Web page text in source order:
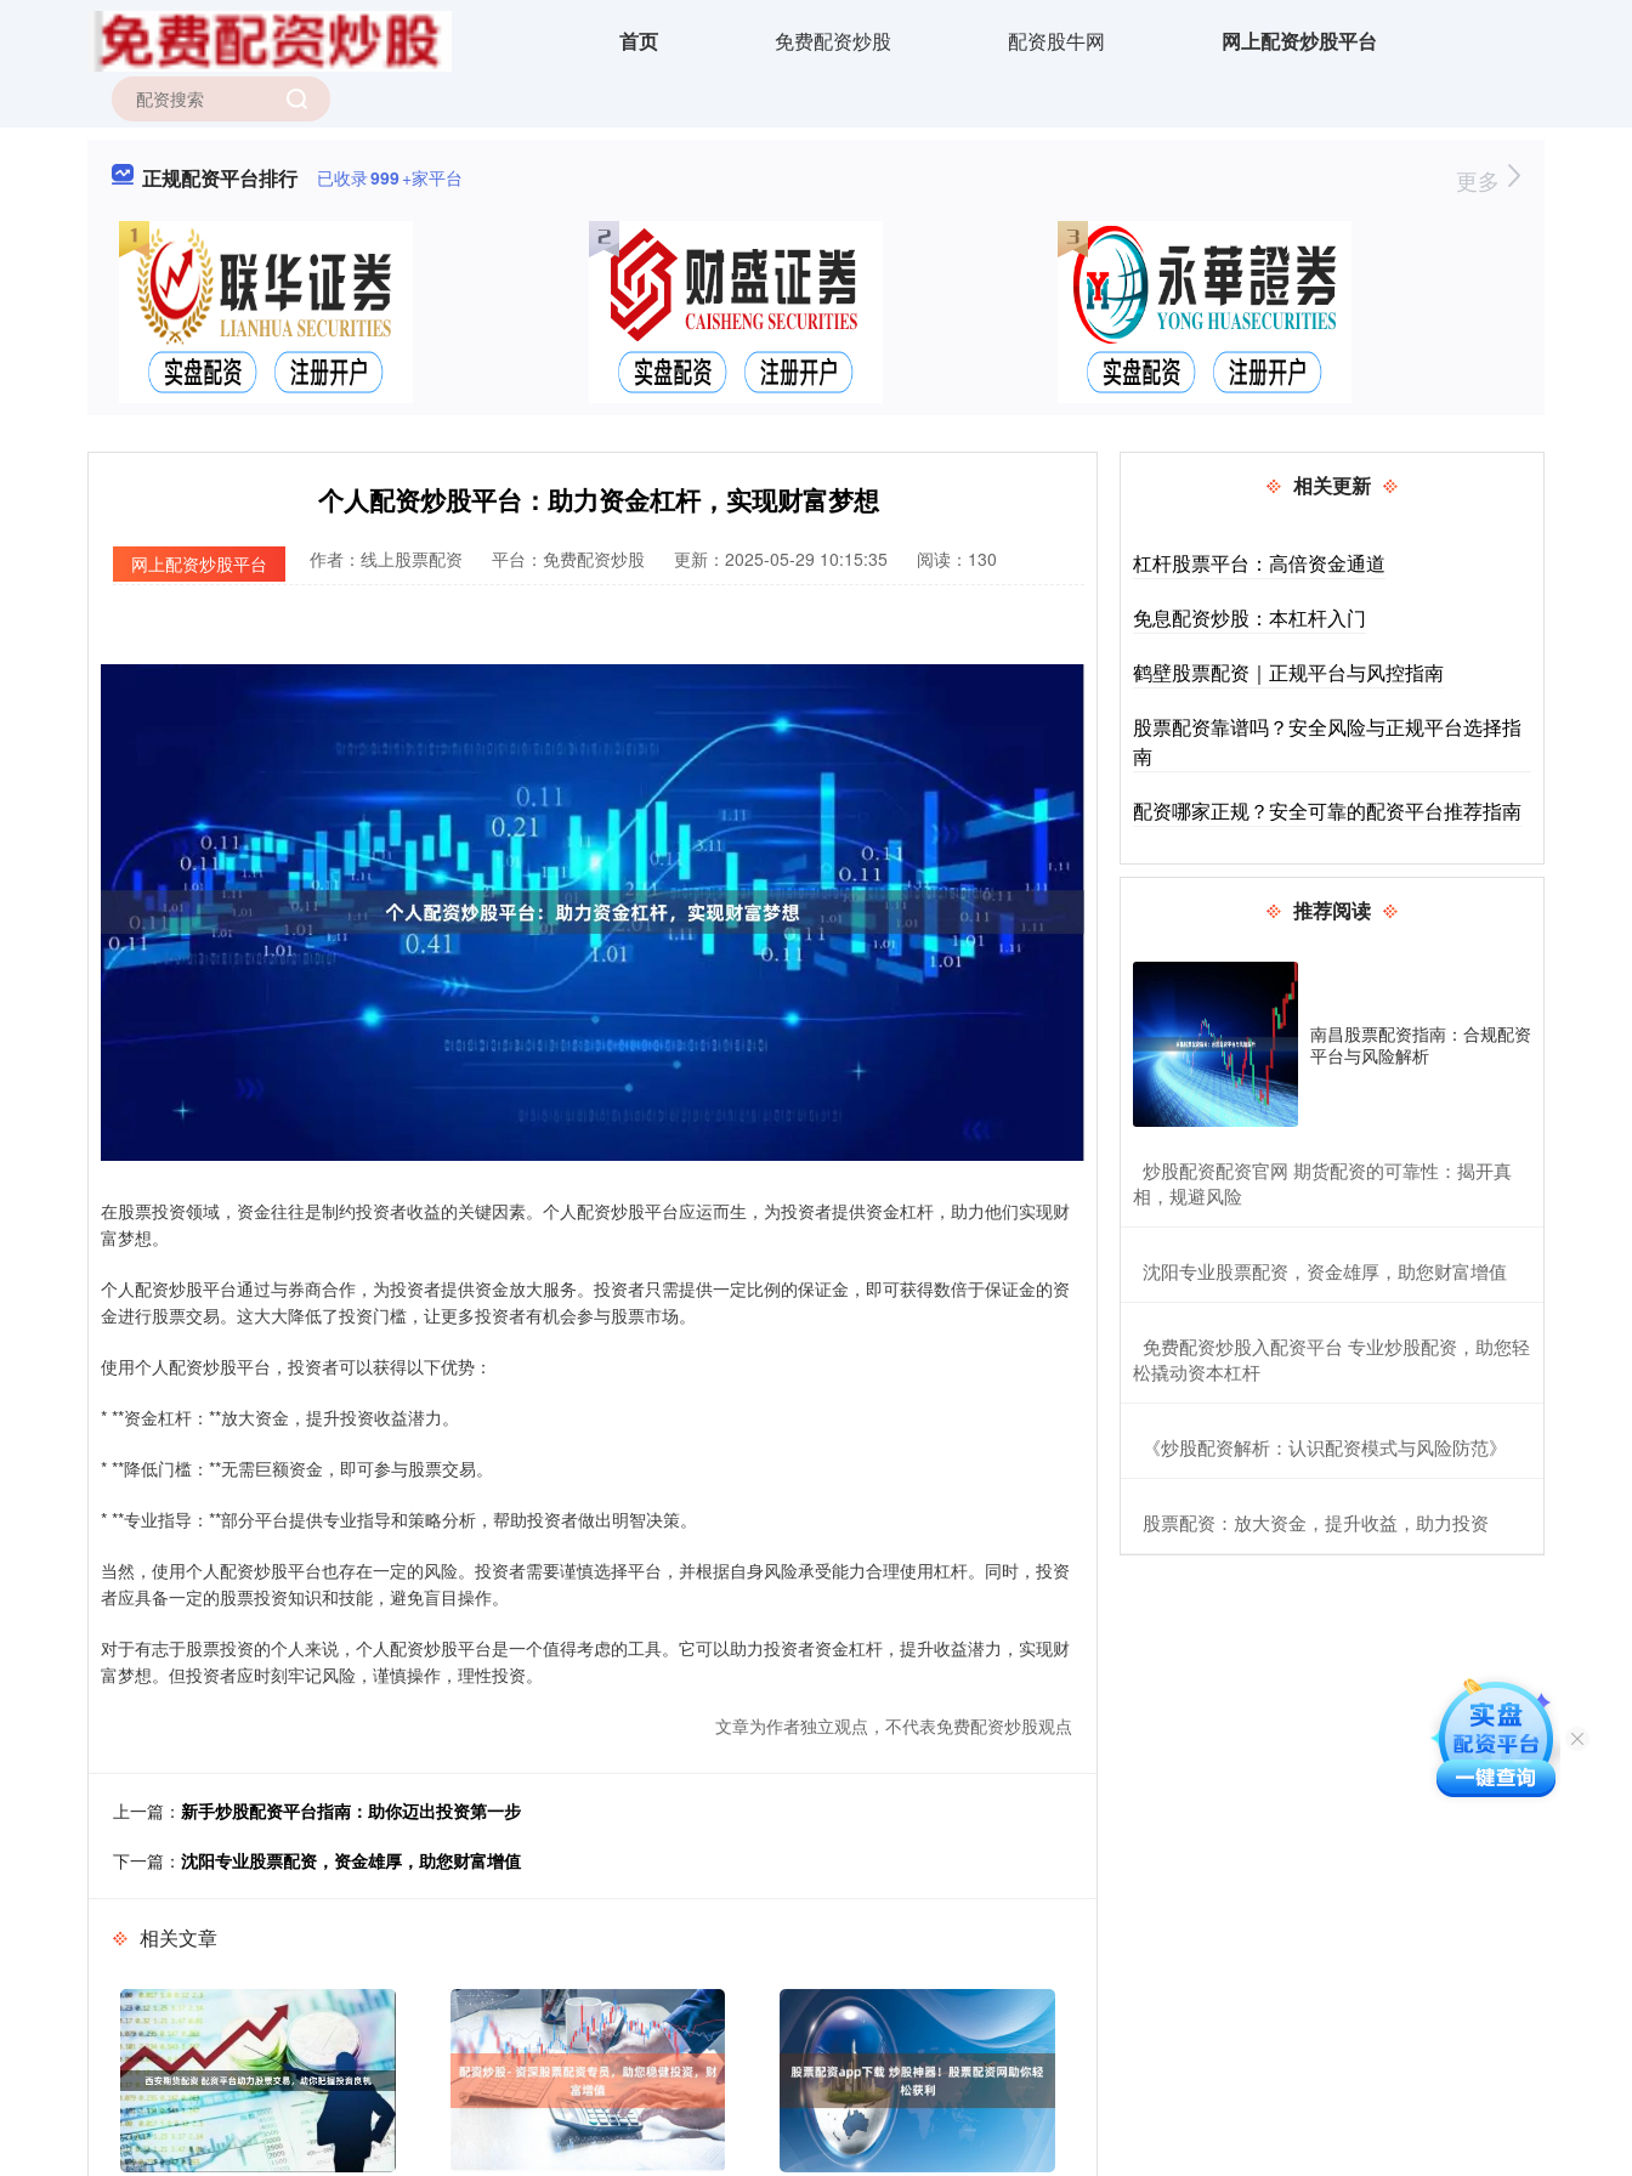
首页 免费配资炒股 配资股牛网 网上配资炒股平台
正规配资平台排行 已收录999+家平台 更多
个人配资炒股平台：助力资金杠杆，实现财富梦想
网上配资炒股平台 作者：线上股票配资 平台：免费配资炒股 更新：2025-05-29 10:15:35 阅读：130
在股票投资领域，资金往往是制约投资者收益的关键因素。个人配资炒股平台应运而生，为投资者提供资金杠杆，助力他们实现财
富梦想。
个人配资炒股平台通过与券商合作，为投资者提供资金放大服务。投资者只需提供一定比例的保证金，即可获得数倍于保证金的资
金进行股票交易。这大大降低了投资门槛，让更多投资者有机会参与股票市场。
使用个人配资炒股平台，投资者可以获得以下优势：
* **资金杠杆：**放大资金，提升投资收益潜力。
* **降低门槛：**无需巨额资金，即可参与股票交易。
* **专业指导：**部分平台提供专业指导和策略分析，帮助投资者做出明智决策。
当然，使用个人配资炒股平台也存在一定的风险。投资者需要谨慎选择平台，并根据自身风险承受能力合理使用杠杆。同时，投资
者应具备一定的股票投资知识和技能，避免盲目操作。
对于有志于股票投资的个人来说，个人配资炒股平台是一个值得考虑的工具。它可以助力投资者资金杠杆，提升收益潜力，实现财
富梦想。但投资者应时刻牢记风险，谨慎操作，理性投资。
文章为作者独立观点，不代表免费配资炒股观点
上一篇： 新手炒股配资平台指南：助你迈出投资第一步
下一篇： 沈阳专业股票配资，资金雄厚，助您财富增值
相关文章
相关更新
杠杆股票平台：高倍资金通道
免息配资炒股：本杠杆入门
鹤壁股票配资｜正规平台与风控指南
股票配资靠谱吗？安全风险与正规平台选择指
南
配资哪家正规？安全可靠的配资平台推荐指南
推荐阅读
南昌股票配资指南：合规配资
平台与风险解析
​炒股配资配资官网 期货配资的可靠性：揭开真
相，规避风险
​沈阳专业股票配资，资金雄厚，助您财富增值
​免费配资炒股入配资平台 专业炒股配资，助您轻
松撬动资本杠杆
​《炒股配资解析：认识配资模式与风险防范》
​股票配资：放大资金，提升收益，助力投资